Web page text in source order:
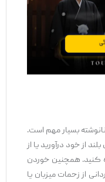
بسیار مهم است.
از خود درآورید یا از
کنید. همچنین خوردن
از زحمات میزبان یا